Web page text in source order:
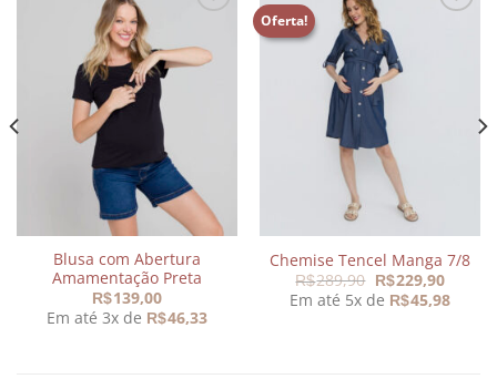
Adicionar
Blusa com Abertura
Amamentação Preta
R$139,00
Em até 3x de R$46,33
Oferta!
Chemise Tencel Manga 7/8
R$289,90 O
preço
original
R$229,90O
preço
atual
Em até 5x de R$45,98